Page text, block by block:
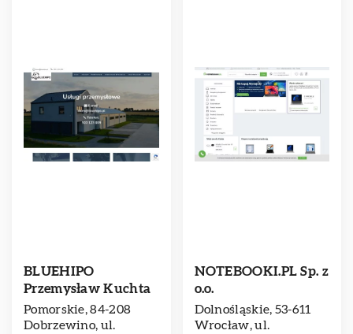
BLUEHIPO
Przemysław Kuchta
Pomorskie, 84-208
Dobrzewino, ul.
NOTEBOOKI.PL Sp. z
o.o.
Dolnośląskie, 53-611
Wrocław, ul.